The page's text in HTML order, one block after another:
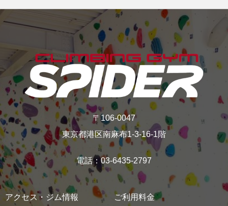
〒106-0047
東京都港区南麻布1-3-16‐1階
電話：03-6435-2797
アクセス・ジム情報 ご利用料金